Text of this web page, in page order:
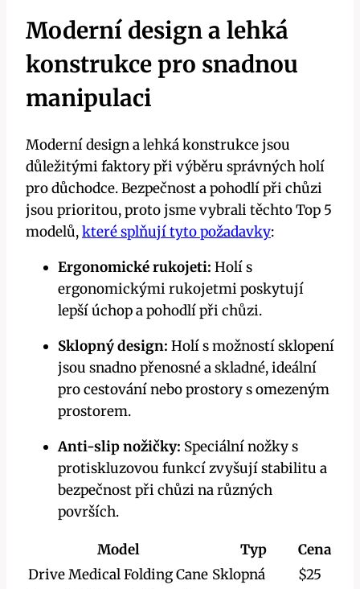
Moderní design a lehká
konstrukce pro snadnou
manipulaci
Moderní design a lehká konstrukce jsou
důležitými faktory při výběru správných holí
pro důchodce. Bezpečnost a pohodlí při chůzi
jsou prioritou, proto jsme vybrali těchto Top 5
modelů,které splňují tyto požadavky:
Ergonomické rukojeti: Holí s
ergonomickými rukojetmi poskytují
lepší úchop a pohodlí při chůzi.
Sklopný design: Holí s možností sklopení
jsou snadno přenosné a skladné, ideální
pro cestování nebo prostory s omezeným
prostorem.
Anti-slip nožičky: Speciální nožky s
protiskluzovou funkcí zvyšují stabilitu a
bezpečnost při chůzi na různých
površích.
Model Typ
Cena
Drive Medical Folding Cane Sklopná
$25